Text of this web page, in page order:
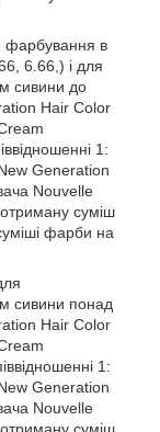
фарбування в
6.66,) і для
сивини до
Hair Color
1:
Generation
Nouvelle
суміш
фарби на
сивини понад
Hair Color
1:
Generation
Nouvelle